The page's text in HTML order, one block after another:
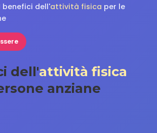
benefici dell'attività fisica per le
dell'attività fisica
anziane